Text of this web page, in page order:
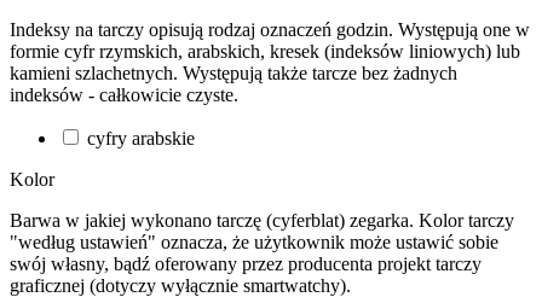
Indeksy na tarczy opisują rodzaj oznaczeń godzin. Występują one w
formie cyfr rzymskich, arabskich, kresek (indeksów liniowych) lub
kamieni szlachetnych. Występują także tarcze bez żadnych
indeksów - całkowicie czyste.
cyfry arabskie
Kolor
Barwa w jakiej wykonano tarczę (cyferblat) zegarka. Kolor tarczy
"według ustawień" oznacza, że użytkownik może ustawić sobie
swój własny, bądź oferowany przez producenta projekt tarczy
graficznej (dotyczy wyłącznie smartwatchy).